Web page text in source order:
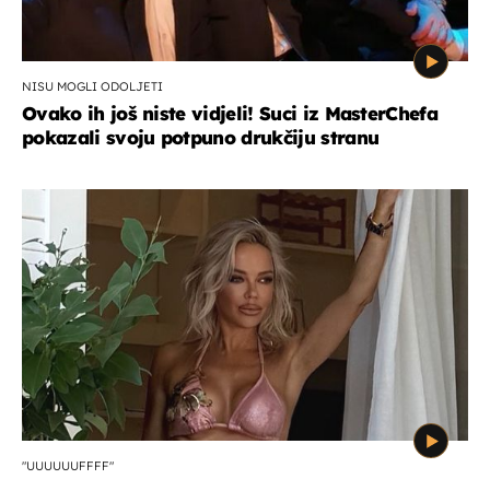
NISU MOGLI ODOLJETI
Ovako ih još niste vidjeli! Suci iz MasterChefa
pokazali svoju potpuno drukčiju stranu
"UUUUUUFFFF"